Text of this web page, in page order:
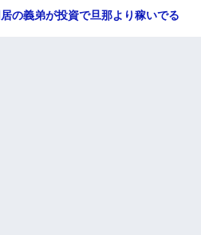
の義弟が投資で旦那より稼いでる